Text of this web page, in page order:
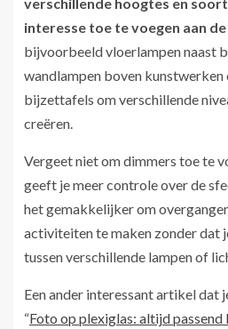
interesse toe te voegen aan
bijvoorbeeld vloerlampen naast
wandlampen boven kunstwerken
bijzettafels om verschillende
creëren.
Vergeet niet om dimmers toe te
geeft je meer controle over de
het gemakkelijker om
activiteiten te maken zonder dat
tussen verschillende lampen of
Een ander interessant artikel dat
“Foto op plexiglas: altijd passend